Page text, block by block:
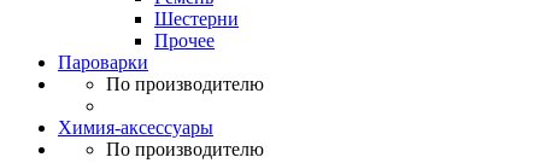
Шестерни
Прочее
Пароварки
По производителю
Химия-аксессуары
По производителю